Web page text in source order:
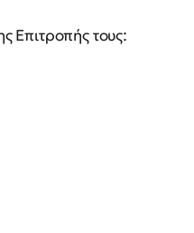
Επιτροπής τους: